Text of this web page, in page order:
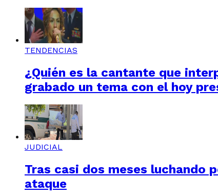
TENDENCIAS
¿Quién es la cantante que
grabado un tema con el hoy
JUDICIAL
Tras casi dos meses luchando
ataque